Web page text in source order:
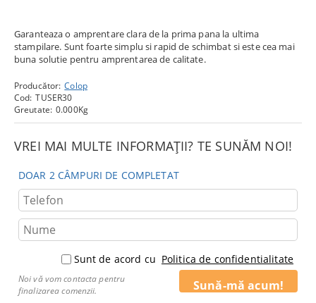
Garanteaza o amprentare clara de la prima pana la ultima
stampilare. Sunt foarte simplu si rapid de schimbat si este cea mai
buna solutie pentru amprentarea de calitate.
Producător: Colop
Cod: TUSER30
Greutate: 0.000Kg
VREI MAI MULTE INFORMAȚII? TE SUNĂM NOI!
DOAR 2 CÂMPURI DE COMPLETAT
Sunt de acord cu Politica de confidentialitate
Noi vă vom contacta pentru
finalizarea comenzii.